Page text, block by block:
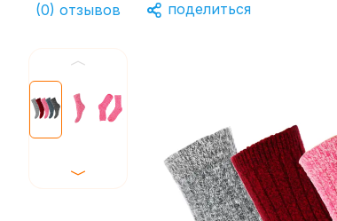
(0) отзывов поделиться